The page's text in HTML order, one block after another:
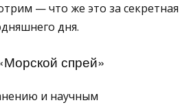
— что же это за
дня.
спрей»
и научным